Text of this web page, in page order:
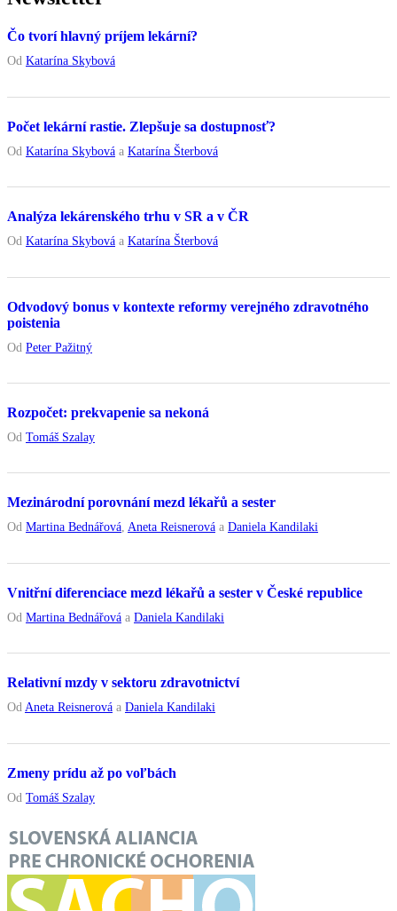
Čo tvorí hlavný príjem lekární?
Od Katarína Skybová
Počet lekární rastie. Zlepšuje sa dostupnosť?
Od Katarína Skybová a Katarína Šterbová
Analýza lekárenského trhu v SR a v ČR
Od Katarína Skybová a Katarína Šterbová
Odvodový bonus v kontexte reformy verejného zdravotného
poistenia
Od Peter Pažitný
Rozpočet: prekvapenie sa nekoná
Od Tomáš Szalay
Mezinárodní porovnání mezd lékařů a sester
Od Martina Bednářová, Aneta Reisnerová a Daniela Kandilaki
Vnitřní diferenciace mezd lékařů a sester v České republice
Od Martina Bednářová a Daniela Kandilaki
Relativní mzdy v sektoru zdravotnictví
OdAneta Reisnerová a Daniela Kandilaki
Zmeny prídu až po voľbách
Od Tomáš Szalay